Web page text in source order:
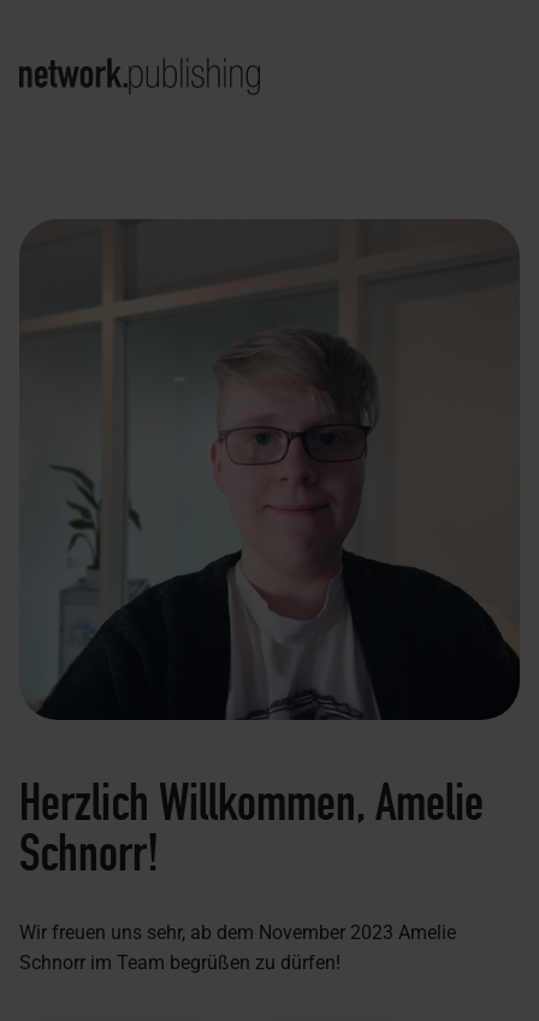
Herzlich Willkommen, Amelie
Schnorr!
Wir freuen uns sehr, ab dem November 2023 Amelie
Schnorr im Team begrüßen zu dürfen!